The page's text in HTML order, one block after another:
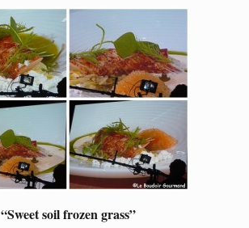
“Sweet soil frozen grass”